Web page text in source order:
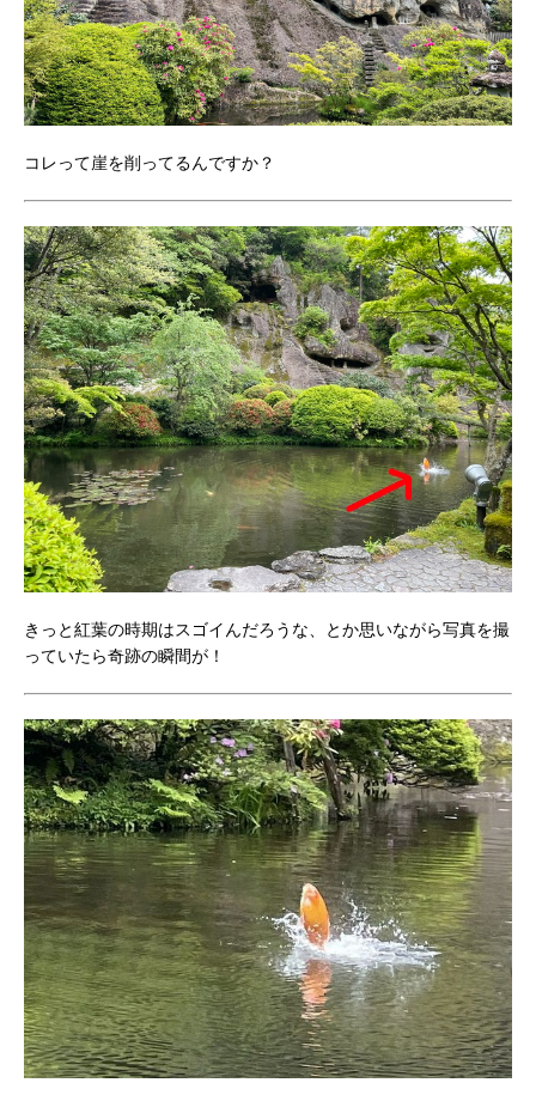
コレって崖を削ってるんですか？
きっと紅葉の時期はスゴイんだろうな、とか思いながら写真を撮
っていたら奇跡の瞬間が！